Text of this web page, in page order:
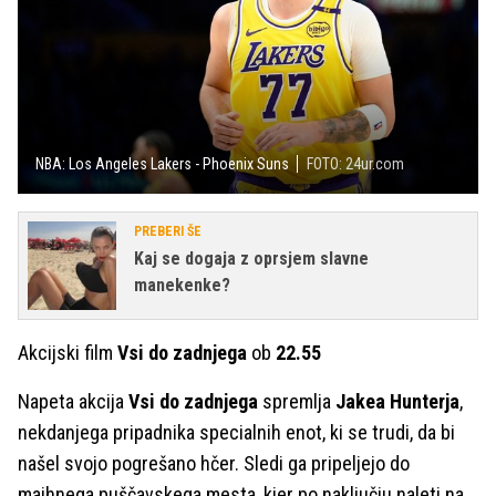
NBA: Los Angeles Lakers - Phoenix Suns FOTO: 24ur.com
PREBERI ŠE
Kaj se dogaja z oprsjem slavne
manekenke?
Akcijski film Vsi do zadnjega ob 22.55
Napeta akcija Vsi do zadnjega spremlja Jakea Hunterja,
nekdanjega pripadnika specialnih enot, ki se trudi, da bi
našel svojo pogrešano hčer. Sledi ga pripeljejo do